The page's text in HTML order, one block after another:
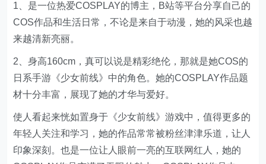
1、是一位热爱COSPLAY的博主，B站等平台分享自己的
COS作品和生活日常，不论是来自于动漫，她的风采也越
来越清新亮丽。
2、身高160cm，真可以说是精彩绝伦，那就是她COS的
日系手游《少女前线》中的角色。她的COSPLAY作品题
材十分丰富，展现了她的才华与爱好。
使人看起来恍如置身于《少女前线》游戏中，值得更多的
年轻人关注和学习，她的作品常常被粉丝津津乐道，让人
印象深刻。也是一位让人眼前一亮的互联网红人，她的